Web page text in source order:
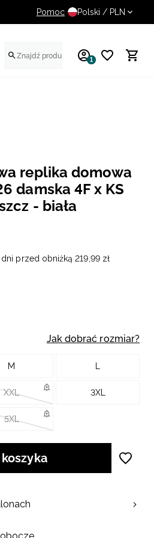
Dodatkowy rabat dla
Pomoc Polski / PLN
1
replika domowa
damska 4F x KS
- biała
przed obniżką 219 99 zł
Jak dobrać rozmiar?
M
XXL 3XL
5XL